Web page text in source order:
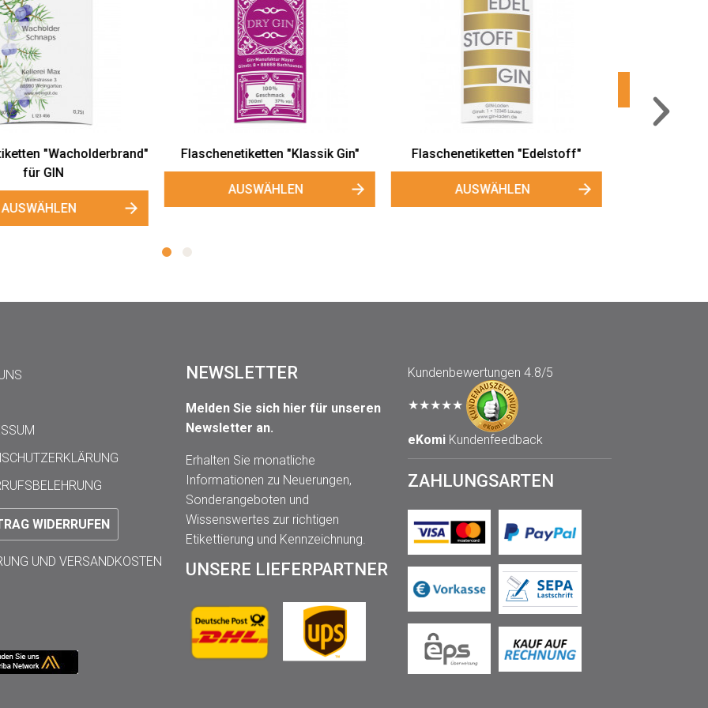
"Klassik Gin"
AUSWÄHLEN
Flaschenetiketten "Edelstoff"
AUSWÄHLEN
Flaschenetiketten "Pure Gin"
AUSWÄHLEN
WIDERRUFEN
UND VERSANDKOSTEN
NEWSLETTER
Melden Sie sich hier für unseren
Newsletter an.
Erhalten Sie monatliche
Informationen zu Neuerungen,
Sonderangeboten und
Wissenswertes zur richtigen
Etikettierung und Kennzeichnung.
UNSERE LIEFERPARTNER
Kundenbewertungen 4.8/5
★★★★★
eKomiKundenfeedback
ZAHLUNGSARTEN